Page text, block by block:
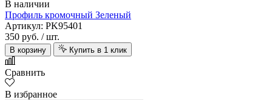
В наличии
Профиль кромочный Зеленый
Артикул: PK95401
350 руб. / шт.
В корзину Купить в 1 клик
Сравнить
В избранное